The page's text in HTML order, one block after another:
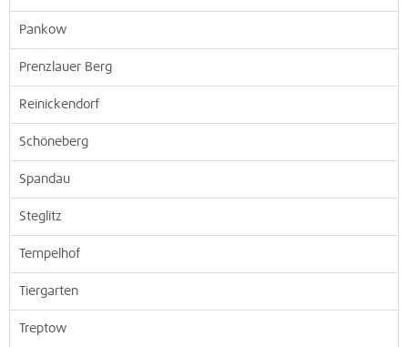
Pankow
Prenzlauer Berg
Reinickendorf
Schöneberg
Spandau
Steglitz
Tempelhof
Tiergarten
Treptow